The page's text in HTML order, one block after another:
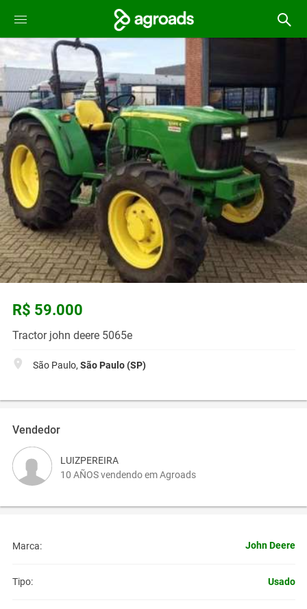
R$ 59.000
Tractor john deere 5065e
São Paulo, São Paulo (SP)
Vendedor
LUIZPEREIRA
10 AÑOS vendendo em Agroads
Marca: John Deere
Tipo: Usado